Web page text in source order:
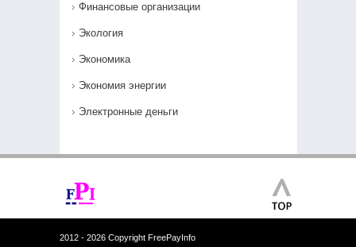
Финансовые организации
Экология
Экономика
Экономия энергии
Электронные деньги
2012 - 2026 Copyright FreePayInfo